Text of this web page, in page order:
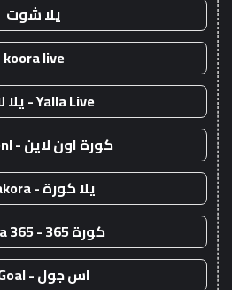
يلا شوت
koora live
Yalla Live - يلا لايف
كورة اون لاين - koora onl
يلا كورة - yallakora
كورة 365 - kooora 365
اس جول - AS Goal